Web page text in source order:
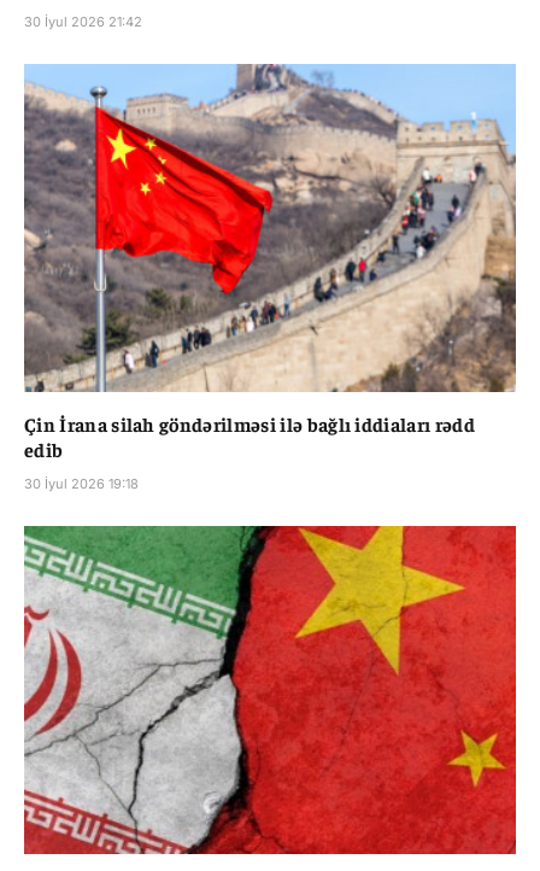
30 İyul 2026 21:42
Çin İrana silah göndərilməsi ilə bağlı iddiaları rədd
edib
30 İyul 2026 19:18